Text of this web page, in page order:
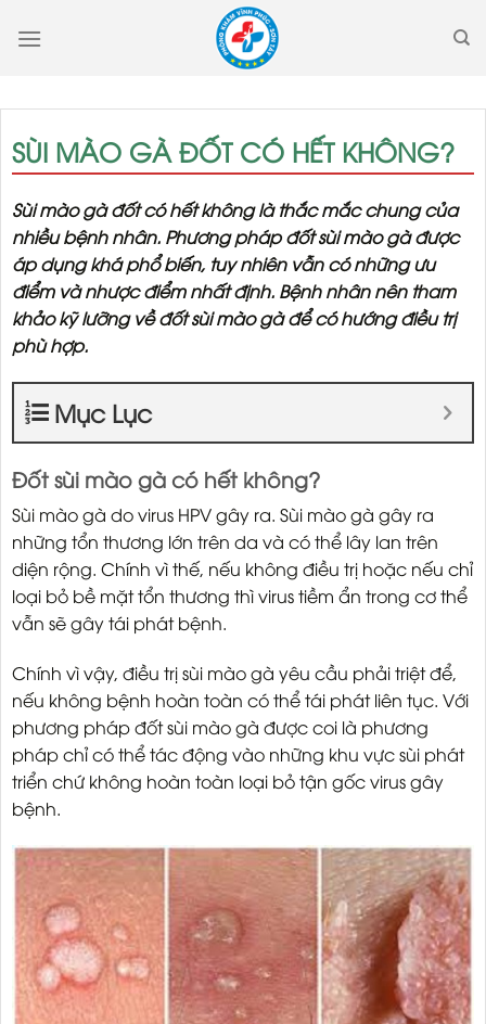
SÙI MÀO GÀ ĐỐT CÓ HẾT KHÔNG?
Sùi mào gà đốt có hết không là thắc mắc chung của
nhiều bệnh nhân. Phương pháp đốt sùi mào gà được
áp dụng khá phổ biến, tuy nhiên vẫn có những ưu
điểm và nhược điểm nhất định. Bệnh nhân nên tham
khảo kỹ lưỡng về đốt sùi mào gà để có hướng điều trị
phù hợp.
Mục Lục
Đốt sùi mào gà có hết không?
Sùi mào gà do virus HPV gây ra. Sùi mào gà gây ra
những tổn thương lớn trên da và có thể lây lan trên
diện rộng. Chính vì thế, nếu không điều trị hoặc nếu chỉ
loại bỏ bề mặt tổn thương thì virus tiềm ẩn trong cơ thể
vẫn sẽ gây tái phát bệnh.
Chính vì vậy, điều trị sùi mào gà yêu cầu phải triệt để,
nếu không bệnh hoàn toàn có thể tái phát liên tục. Với
phương pháp đốt sùi mào gà được coi là phương
pháp chỉ có thể tác động vào những khu vực sùi phát
triển chứ không hoàn toàn loại bỏ tận gốc virus gây
bệnh.